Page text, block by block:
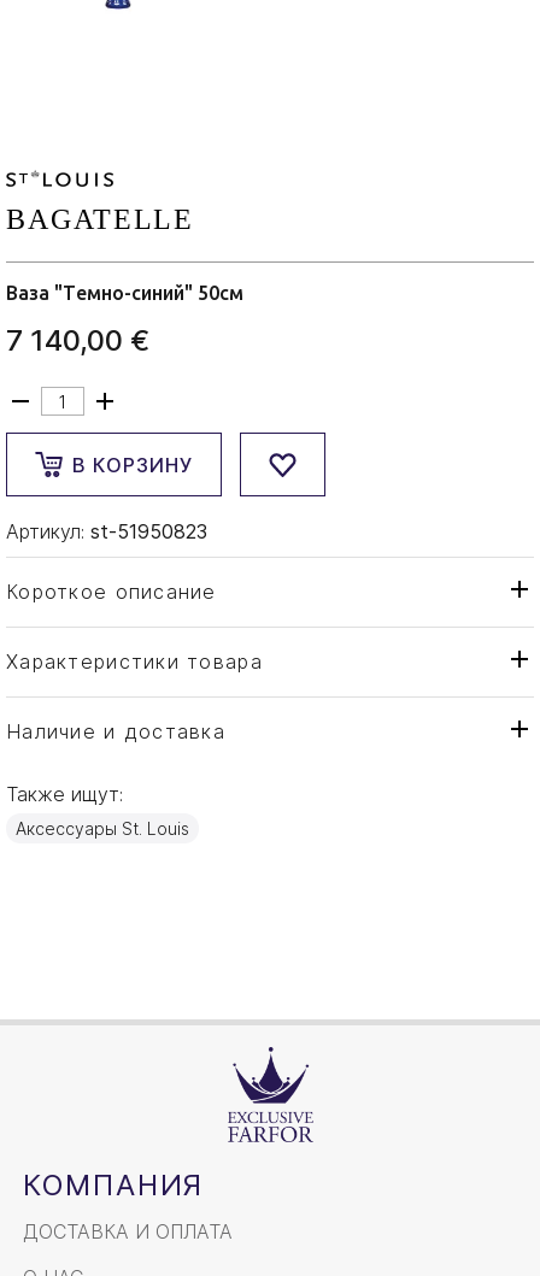
BAGATELLE
Ваза "Темно-синий" 50см
7 140,00 €
В КОРЗИНУ
Артикул: st-51950823
Короткое описание
Характеристики товара
Тип товара
Ваза
Бренд
Страна производителя
Материал
Наличие и доставка
Также ищут:
Аксессуары St. Louis
КОМПАНИЯ
ДОСТАВКА И ОПЛАТА